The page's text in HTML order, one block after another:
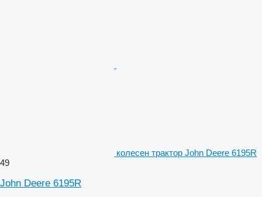
колесен трактор John Deere 6195R
49
John Deere 6195R